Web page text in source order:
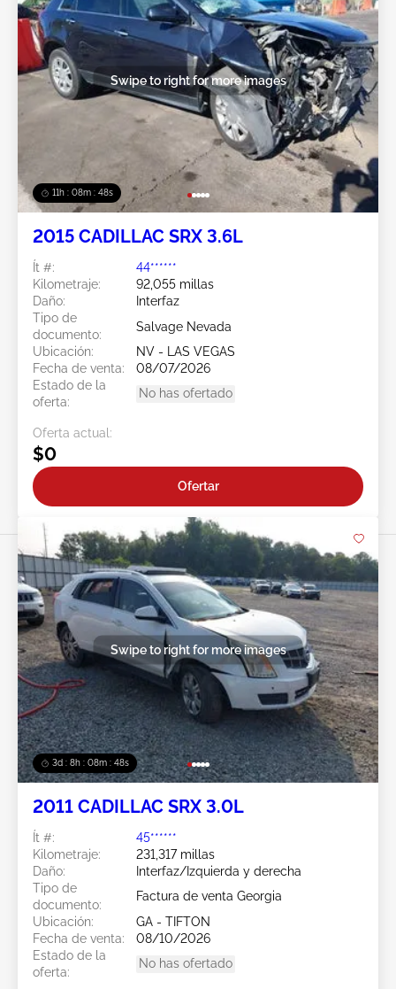
11h : 08m : 45s
Swipe to right for more images
2015 CADILLAC SRX 3.6L
Ít #:
44******
Kilometraje:
92,055 millas
Daño:
Interfaz
Tipo de
documento:
Salvage Nevada
Ubicación:
NV - LAS VEGAS
Fecha de venta:
08/07/2026
Estado de la
oferta:
No has ofertado
Oferta actual:
$0
Ofertar
3d : 8h : 08m : 45s
Swipe to right for more images
2011 CADILLAC SRX 3.0L
Ít #:
45******
Kilometraje:
231,317 millas
Daño:
Interfaz/Izquierda y derecha
Tipo de
documento:
Factura de venta Georgia
Ubicación:
GA - TIFTON
Fecha de venta:
08/10/2026
Estado de la
oferta:
No has ofertado